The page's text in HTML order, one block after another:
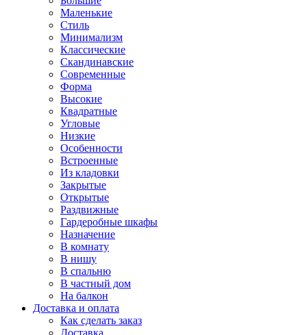
Маленькие
Стиль
Минимализм
Классические
Скандинавские
Современные
Форма
Высокие
Квадратные
Угловые
Низкие
Особенности
Встроенные
Из кладовки
Закрытые
Открытые
Раздвижные
Гардеробные шкафы
Назначение
В комнату
В нишу
В спальню
В частный дом
На балкон
Доставка и оплата
Как сделать заказ
Доставка